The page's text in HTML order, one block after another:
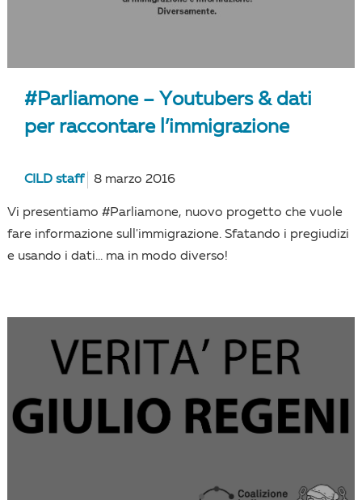
#Parliamone – Youtubers & dati
per raccontare l’immigrazione
CILD staff 8 marzo 2016
Vi presentiamo #Parliamone, nuovo progetto che vuole
fare informazione sull'immigrazione. Sfatando i pregiudizi
e usando i dati... ma in modo diverso!